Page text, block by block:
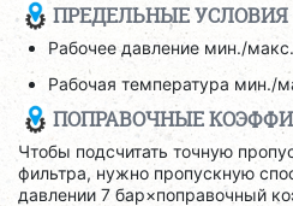
ПРЕДЕЛЬНЫЕ УСЛОВИЯ
Рабочее давление мин./
Рабочая температура мин./
ПОПРАВОЧНЫЕ
Чтобы подсчитать точную
фильтра, нужно пропускную
давлении 7 бар×поправочный